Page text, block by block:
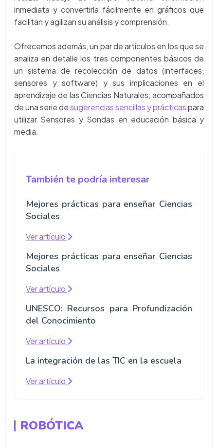
inmediata y convertirla fácilmente en gráficos que
facilitan y agilizan su análisis y comprensión.
Ofrecemos además, un par de artículos en los que se
analiza en detalle los tres componentes básicos de
un sistema de recolección de datos (interfaces,
sensores y software) y sus implicaciones en el
aprendizaje de las Ciencias Naturales, acompañados
de una serie desugerencias sencillas y prácticaspara
utilizar Sensores y Sondas en educación básica y
media.
También te podría interesar
Mejores prácticas para enseñar Ciencias
Sociales
Ver artículo
Mejores prácticas para enseñar Ciencias
Sociales
Ver artículo
UNESCO: Recursos para Profundización
del Conocimiento
Ver artículo
La integración de las TIC en la escuela
Ver artículo
ROBÓTICA